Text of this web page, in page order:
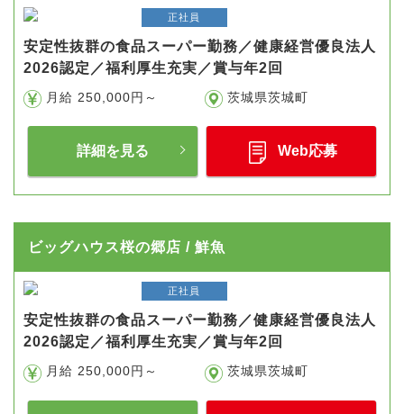
正社員
安定性抜群の食品スーパー勤務／健康経営優良法人
2026認定／福利厚生充実／賞与年2回
月給 250,000円～ 茨城県茨城町
詳細を見る Web応募
ビッグハウス桜の郷店 / 鮮魚
正社員
安定性抜群の食品スーパー勤務／健康経営優良法人
2026認定／福利厚生充実／賞与年2回
月給 250,000円～ 茨城県茨城町